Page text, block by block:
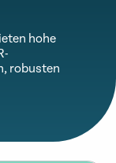
hohe
robusten